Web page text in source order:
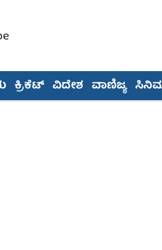
ಕ್ರಿಕೆಟ್ ವಿದೇಶ ವಾಣಿಜ್ಯ